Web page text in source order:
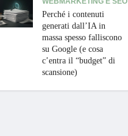
Perché i contenuti
generati dall’IA in
massa spesso falliscono
su Google (e cosa
c’entra il “budget” di
scansione)